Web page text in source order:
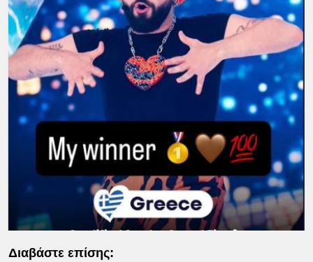
Διαβάστε επίσης: